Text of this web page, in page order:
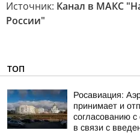
Источник: Канал в МАКС
России"
ТОП
Росавиация:
принимает и
согласованию
в связи с